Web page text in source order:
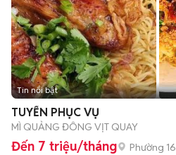
Tin nổi bật
TUYỂN PHỤC VỤ
MÌ QUẢNG ĐÔNG VỊT QUAY
Đến 7 triệu/tháng Phường 16